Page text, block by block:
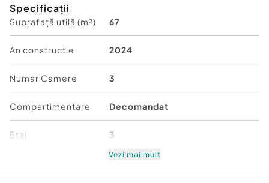
Număr Băi:2
Posibilitate parcare: Da
Nr. locuri parcare:1
Specificații
Suprafață utilă (m²) 67
An constructie 2024
Numar Camere 3
Compartimentare Decomandat
Etaj 3
Vezi mai mult